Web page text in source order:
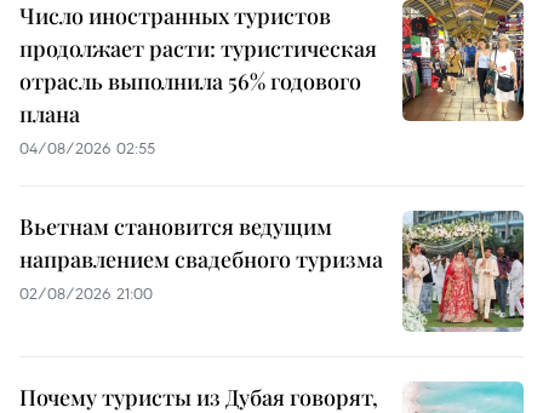
Число иностранных туристов
продолжает расти: туристическая
отрасль выполнила 56% годового
плана
04/08/2026 02:55
Вьетнам становится ведущим
направлением свадебного туризма
02/08/2026 21:00
Почему туристы из Дубая говорят,